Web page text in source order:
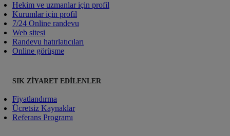
Hekim ve uzmanlar için profil
Kurumlar için profil
7/24 Online randevu
Web sitesi
Randevu hatırlatıcıları
Online görüşme
SIK ZIYARET EDILENLER
Fiyatlandırma
Ücretsiz Kaynaklar
Referans Programı